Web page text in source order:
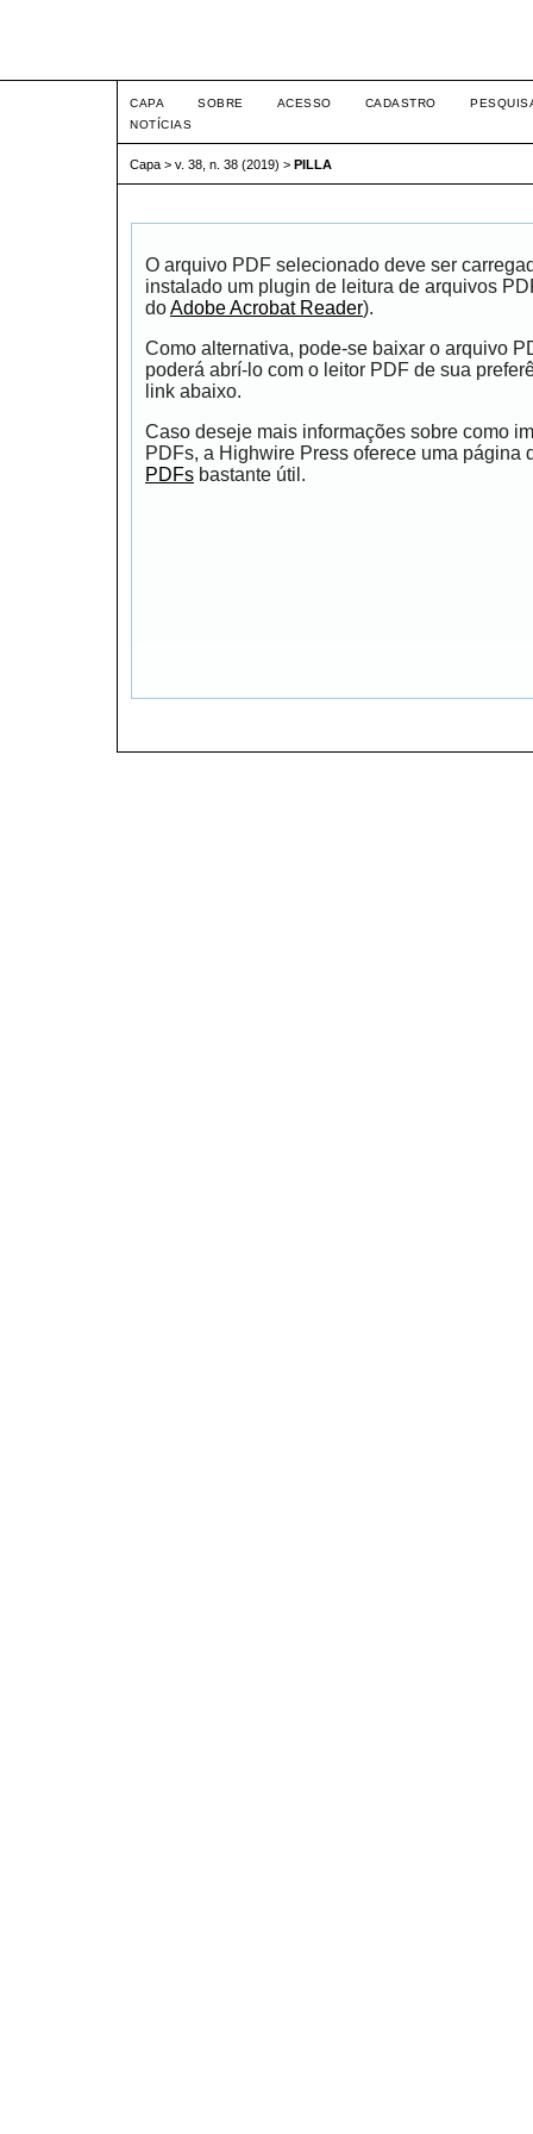
CAPA SOBRE ACESSO CADASTRO
NOTÍCIAS
Capa > v. 38, n. 38 (2019) > PILLA
O arquivo PDF selecionado deve ser
instalado um plugin de leitura de arquivos
doAdobe Acrobat Reader).
Como alternativa, pode-se baixar o arquivo
poderá abrí-lo com o leitor PDF de sua
link abaixo.
Caso deseje mais informações sobre como
PDFs, a Highwire Press oferece uma página
PDFs bastante útil.